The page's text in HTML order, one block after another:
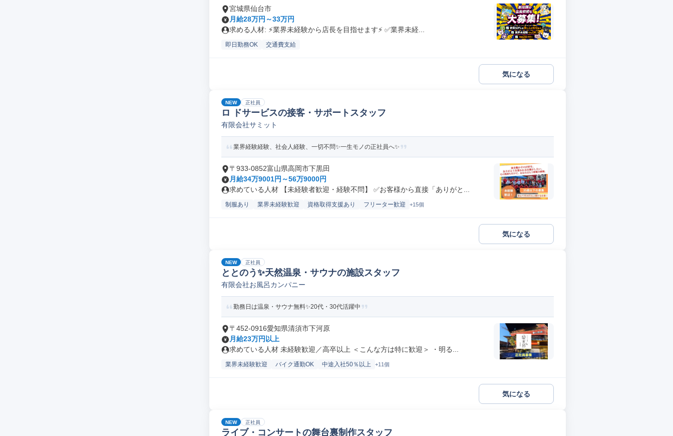
宮城県仙台市
月給28万円～33万円
求める人材: ⚡️業界未経験から店長を目指せます⚡️ ✅️業界未経...
即日勤務OK 交通費支給
気になる
NEW 正社員
ロ ドサービスの接客・サポートスタッフ
有限会社サミット
業界経験経験、社会人経験、一切不問✨一生モノの正社員へ✨
〒933-0852富山県高岡市下黒田
月給34万9001円～56万9000円
求めている人材 【未経験者歓迎・経験不問】 ✅お客様から直接「ありがと...
制服あり 業界未経験歓迎 資格取得支援あり フリーター歓迎 +15個
気になる
NEW 正社員
ととのう✨天然温泉・サウナの施設スタッフ
有限会社お風呂カンパニー
勤務日は温泉・サウナ無料✨20代・30代活躍中
〒452-0916愛知県清須市下河原
月給23万円以上
求めている人材 未経験歓迎／高卒以上 ＜こんな方は特に歓迎＞ ・明る...
業界未経験歓迎 バイク通勤OK 中途入社50％以上 +11個
気になる
NEW 正社員
ライブ・コンサートの舞台裏制作スタッフ